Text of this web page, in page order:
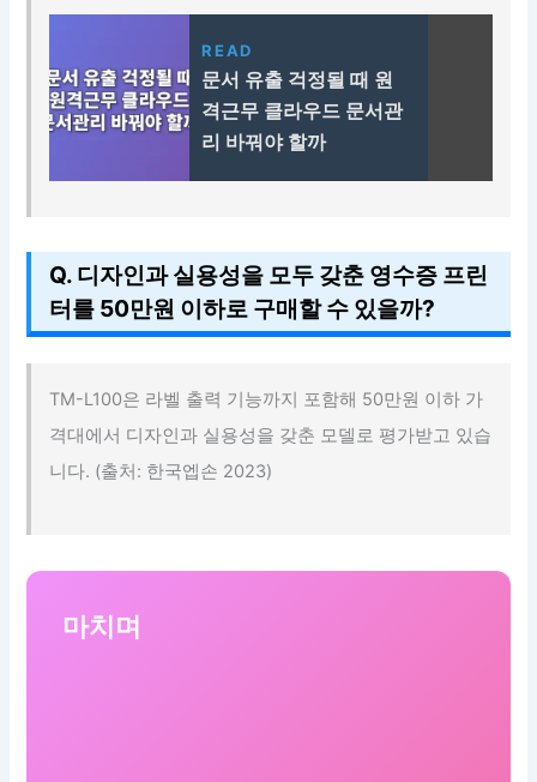
READ
문서 유출 걱정될 때 원
격근무 클라우드 문서관
리 바꿔야 할까
Q. 디자인과 실용성을 모두 갖춘 영수증 프린
터를 50만원 이하로 구매할 수 있을까?
TM-L100은 라벨 출력 기능까지 포함해 50만원 이하 가
격대에서 디자인과 실용성을 갖춘 모델로 평가받고 있습
니다. (출처: 한국엡손 2023)
마치며